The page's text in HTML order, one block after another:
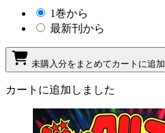
1巻から
最新刊から
未購入分をまとめてカートに追加
カートに追加しました